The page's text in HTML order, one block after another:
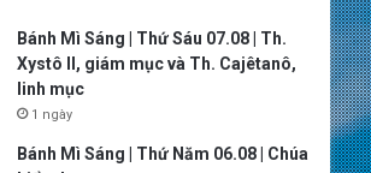
Bánh Mì Sáng | Thứ Sáu 07.08 | Th.
Xystô II, giám mục và Th. Cajêtanô,
linh mục
1 ngày
Bánh Mì Sáng | Thứ Năm 06.08 | Chúa